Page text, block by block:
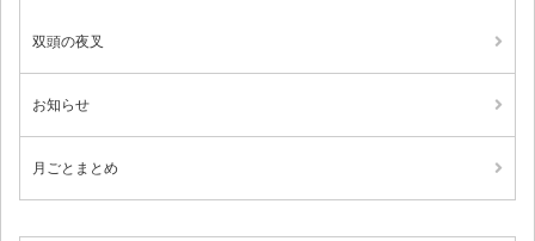
双頭の夜叉
お知らせ
月ごとまとめ